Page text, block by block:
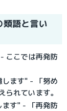
類語と言い
ここでは再発防
します" - 「努め
られています。
ます" - 「再発防